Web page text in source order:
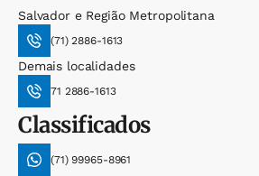
Salvador e Região Metropolitana
(71) 2886-1613
Demais localidades
71 2886-1613
Classificados
(71) 99965-8961